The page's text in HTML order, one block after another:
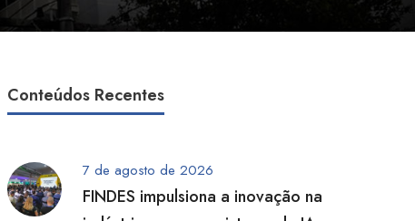
Conteúdos Recentes
7 de agosto de 2026
FINDES impulsiona a inovação na